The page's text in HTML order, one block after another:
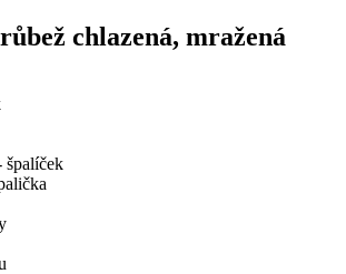
chlazená, mražená
špalíček